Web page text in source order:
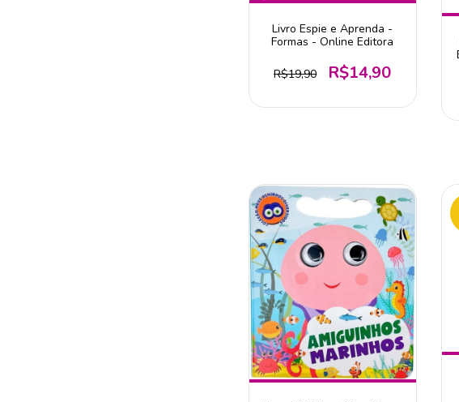
Livro Espie e Aprenda -
Formas - Online Editora
R$19,90 R$14,90